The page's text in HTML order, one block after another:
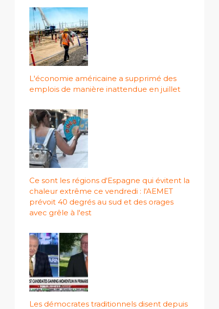
L'économie américaine a supprimé des
emplois de manière inattendue en juillet
Ce sont les régions d'Espagne qui évitent la
chaleur extrême ce vendredi : l'AEMET
prévoit 40 degrés au sud et des orages
avec grêle à l'est
Les démocrates traditionnels disent depuis